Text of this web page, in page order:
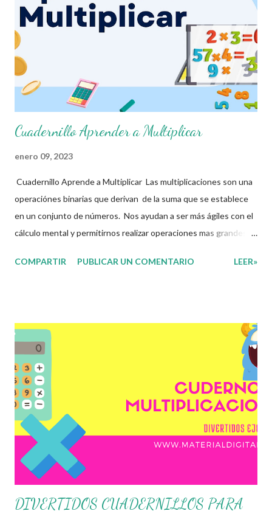
Esperando que este material sea de gran utilidad para fortalecer
los procesos de enseñanza y aprendizaje para que los alumnos
alcacen los niveles de logro educativo. Agradecemos a los
creadores de los diferentes materiales que hacen que tod...
Cuadernillo Aprender a Multiplicar
enero 09, 2023
Cuadernillo Aprende a Multiplicar Las multiplicaciones son una
operaciónes binarias que derivan de la suma que se establece
en un conjunto de números. Nos ayudan a ser más ágiles con el
cálculo mental y permitirnos realizar operaciones mas grandes y
múltiplos y divisores de un número. A continuación les dejamos
correcta esta operación. Gracias por seguir a nuestro blog
educativo, también agradecemos a los creadores de los
diferentes materiales que hacen que todo esto sea posible,
recordándoles que nosotros solo los compartimos con fines
educativos, didácticos e informativos. ☺️ Obtén documento
completo aquí 👇👇 Cuadernillo Aprende a Multiplicar
COMPARTIR PUBLICAR UN COMENTARIO LEER»
DIVERTIDOS CUADERNILLOS PARA